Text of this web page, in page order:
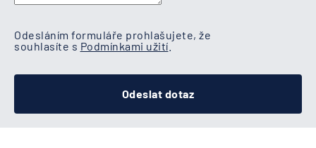
Odesláním formuláře prohlašujete, že
souhlasíte s Podmínkami užití
Odeslat dotaz